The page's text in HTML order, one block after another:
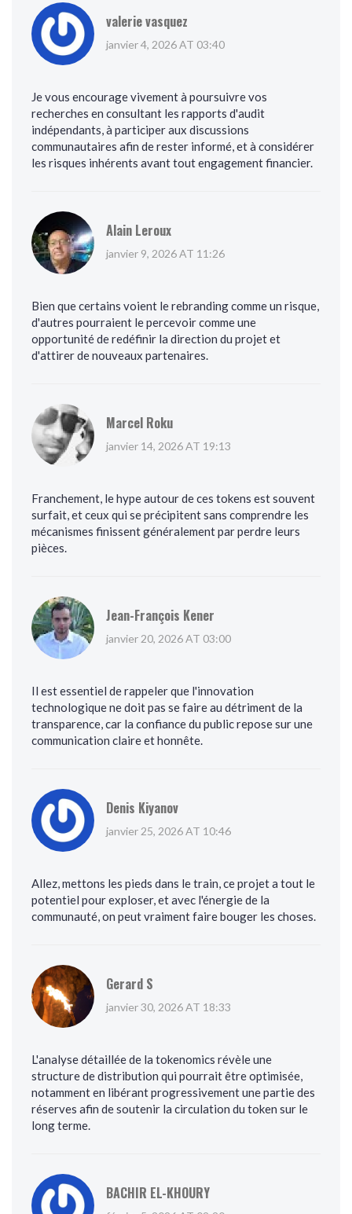
valerie vasquez
janvier 4, 2026 AT 03:40
Je vous encourage vivement à poursuivre vos
recherches en consultant les rapports d'audit
indépendants, à participer aux discussions
communautaires afin de rester informé, et à considérer
les risques inhérents avant tout engagement financier.
Alain Leroux
janvier 9, 2026 AT 11:26
Bien que certains voient le rebranding comme un risque,
d'autres pourraient le percevoir comme une
opportunité de redéfinir la direction du projet et
d'attirer de nouveaux partenaires.
Marcel Roku
janvier 14, 2026 AT 19:13
Franchement, le hype autour de ces tokens est souvent
surfait, et ceux qui se précipitent sans comprendre les
mécanismes finissent généralement par perdre leurs
pièces.
Jean-François Kener
janvier 20, 2026 AT 03:00
Il est essentiel de rappeler que l'innovation
technologique ne doit pas se faire au détriment de la
transparence, car la confiance du public repose sur une
communication claire et honnête.
Denis Kiyanov
janvier 25, 2026 AT 10:46
Allez, mettons les pieds dans le train, ce projet a tout le
potentiel pour exploser, et avec l'énergie de la
communauté, on peut vraiment faire bouger les choses.
Gerard S
janvier 30, 2026 AT 18:33
L'analyse détaillée de la tokenomics révèle une
structure de distribution qui pourrait être optimisée,
notamment en libérant progressivement une partie des
réserves afin de soutenir la circulation du token sur le
long terme.
BACHIR EL-KHOURY